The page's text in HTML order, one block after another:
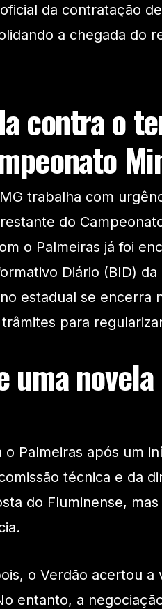
da contratação
a chegada do
contra o
trabalha com
do
o Palmeiras já foi
Diário (BID)
estadual se encerra
para
uma
o Palmeiras após um
técnica e da
do Fluminense,
o Verdão acertou a
entanto, a